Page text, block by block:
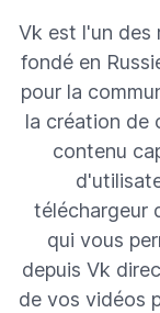
Vk est l'un des
fondé en
pour la
la création de
contenu
téléchargeur
qui vous
depuis Vk
de vos vidéos